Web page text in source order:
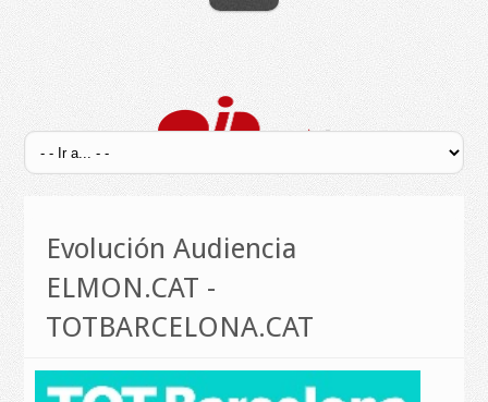
Evolución Audiencia
ELMON.CAT -
TOTBARCELONA.CAT